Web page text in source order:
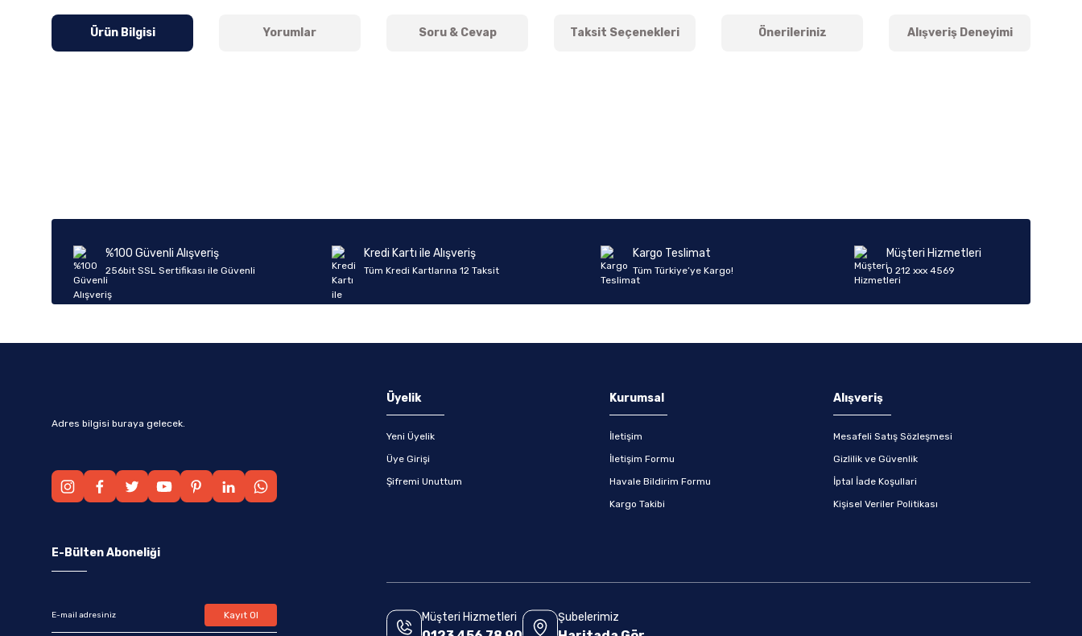
Ürün Bilgisi Yorumlar Soru & Cevap Taksit Seçenekleri Önerileriniz Alışveriş Deneyimi
Ürün fiyatı diğer sitelerden daha pahalı.
Bu ürüne benzer farklı alternatifler olmalı.
%100 Güvenli Alışveriş
256bit SSL Sertifikası ile Güvenli
Kredi Kartı ile Alışveriş
Tüm Kredi Kartlarına 12 Taksit
Kargo Teslimat
Tüm Türkiye’ye Kargo!
Müşteri Hizmetleri
0 212 xxx 4569
Adres bilgisi buraya gelecek.
Üyelik
Yeni Üyelik
Üye Girişi
Şifremi Unuttum
Kurumsal
İletişim
İletişim Formu
Havale Bildirim Formu
Kargo Takibi
Alışveriş
Mesafeli Satış Sözleşmesi
Gizlilik ve Güvenlik
İptal İade Koşullari
Kişisel Veriler Politikası
E-Bülten Aboneliği
Kayıt Ol Müşteri Hizmetleri Şubelerimiz